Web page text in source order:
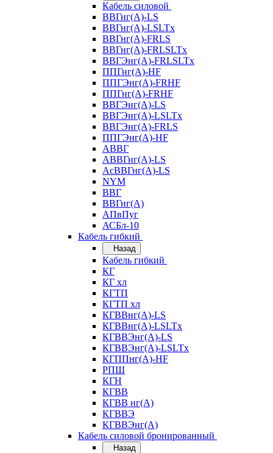
Кабель силовой
ВВГнг(А)-LS
ВВГнг(А)-LSLTx
ВВГнг(А)-FRLS
ВВГнг(А)-FRLSLTx
ВВГЭнг(А)-FRLSLTx
ППГнг(А)-HF
ППГЭнг(А)-FRHF
ППГнг(А)-FRHF
ВВГЭнг(А)-LS
ВВГЭнг(А)-LSLTx
ВВГЭнг(А)-FRLS
ППГЭнг(А)-HF
АВВГ
АВВГнг(А)-LS
АсВВГнг(А)-LS
NYM
ВВГ
ВВГнг(А)
АПвПуг
АСБл-10
Кабель гибкий
Назад
Кабель гибкий
КГ
КГ хл
КГТП
КГТП хл
КГВВнг(А)-LS
КГВВнг(А)-LSLTx
КГВВЭнг(А)-LS
КГВВЭнг(А)-LSLTx
КГППнг(А)-HF
РПШ
КГН
КГВВ
КГВВ нг(А)
КГВВЭ
КГВВЭнг(А)
Кабель силовой бронированный
Назад